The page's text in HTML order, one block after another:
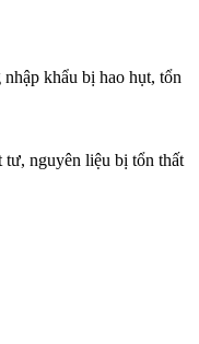
khẩu bị hao hụt, tổn
tư, nguyên liệu bị tổn thất